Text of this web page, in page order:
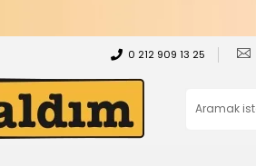
0 212 909 13 25